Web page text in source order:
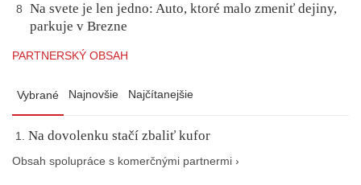
8
Na svete je len jedno: Auto, ktoré malo zmeniť dejiny,
parkuje v Brezne
PARTNERSKÝ OBSAH
Vybrané Najnovšie Najčítanejšie
Na dovolenku stačí zbaliť kufor
Obsah spolupráce s komerčnými partnermi ›